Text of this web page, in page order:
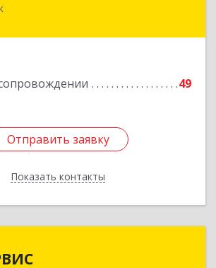
49
Отправить заявку
Показать контакты
обл, Краснознаменск г,
Отправить заявку
Назад